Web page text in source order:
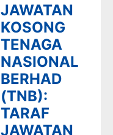
JAWATAN
KOSONG
TENAGA
NASIONAL
BERHAD
(TNB):
TARAF
JAWATAN